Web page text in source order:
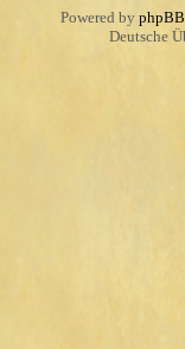
Powered by phpBB
Deutsche